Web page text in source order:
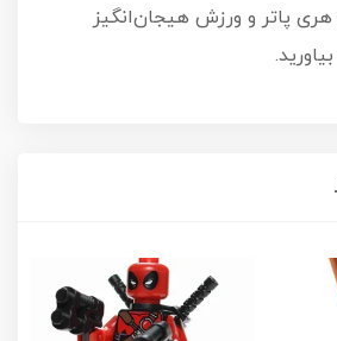
پاتر و ورزش هیجان‌انگیز